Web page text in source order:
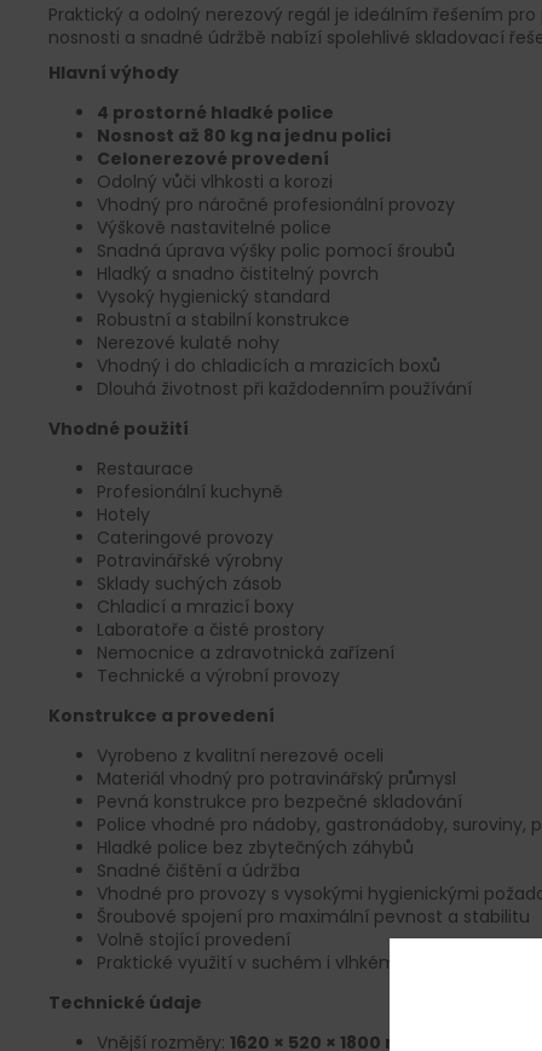
Praktický a odolný nerezový regál je ideálním řešením
nosnosti a snadné údržbě nabízí spolehlivé skladovací
Hlavní výhody
4 prostorné hladké police
Nosnost až 80 kg na jednu polici
Celonerezové provedení
Odolný vůči vlhkosti a korozi
Vhodný pro náročné profesionální provozy
Výškově nastavitelné police
Snadná úprava výšky polic pomocí šroubů
Hladký a snadno čistitelný povrch
Vysoký hygienický standard
Robustní a stabilní konstrukce
Nerezové kulaté nohy
Vhodný i do chladicích a mrazicích boxů
Dlouhá životnost při každodenním používání
Vhodné použití
Restaurace
Profesionální kuchyně
Hotely
Cateringové provozy
Potravinářské výrobny
Sklady suchých zásob
Chladicí a mrazicí boxy
Laboratoře a čisté prostory
Nemocnice a zdravotnická zařízení
Technické a výrobní provozy
Konstrukce a provedení
Vyrobeno z kvalitní nerezové oceli
Materiál vhodný pro potravinářský průmysl
Pevná konstrukce pro bezpečné skladování
Police vhodné pro nádoby, gastronádoby, suroviny,
Hladké police bez zbytečných záhybů
Snadné čištění a údržba
Vhodné pro provozy s vysokými hygienickými
Šroubové spojení pro maximální pevnost a stabilitu
Volně stojící provedení
Praktické využití v suchém i vlhkém prostředí
Technické údaje
Vnější rozměry: 1620 × 520 × 1800 mm